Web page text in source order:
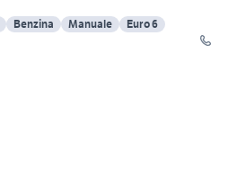
Benzina Manuale
Euro 6